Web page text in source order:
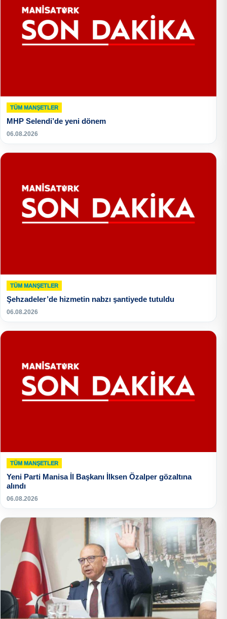
TÜM MANŞETLER
MHP Selendi’de yeni dönem
06.08.2026
TÜM MANŞETLER
Şehzadeler’de hizmetin nabzı şantiyede tutuldu
06.08.2026
TÜM MANŞETLER
Yeni Parti Manisa İl Başkanı İlksen Özalper gözaltına
alındı
06.08.2026